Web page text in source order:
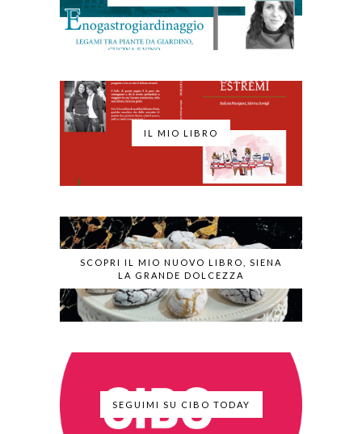
IL MIO LIBRO
SCOPRI IL MIO NUOVO LIBRO, SIENA
LA GRANDE DOLCEZZA
SEGUIMI SU CIBO TODAY